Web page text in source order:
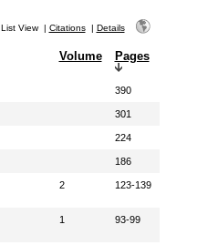
List View| Citations| Details
Volume Pages
390
301
224
186
2 123-139
1 93-99